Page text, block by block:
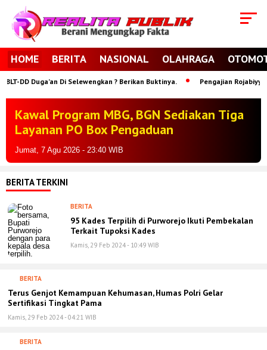
HOME BERITA NASIONAL OLAHRAGA
Duga’an Di Selewengkan ? Berikan Buktinya. Pengajian Rojabiyyah
Kawal Program MBG, BGN Sediakan Tiga
Layanan PO Box Pengaduan
Jumat, 7 Agu 2026 - 23:40 WIB
BERITA TERKINI
BERITA
95 Kades Terpilih di Purworejo Ikuti Pembekalan
Terkait Tupoksi Kades
Kamis, 29 Feb 2024 - 10:49 WIB
BERITA
Terus Genjot Kemampuan Kehumasan, Humas Polri Gelar
Sertifikasi Tingkat Pama
Kamis, 29 Feb 2024 - 04:21 WIB
BERITA